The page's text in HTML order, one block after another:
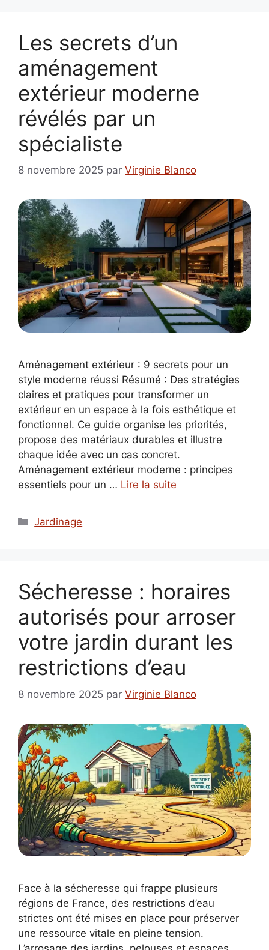
Les secrets d’un
aménagement
extérieur moderne
révélés par un
spécialiste
8 novembre 2025 par Virginie Blanco
Aménagement extérieur : 9 secrets pour un
style moderne réussi Résumé : Des stratégies
claires et pratiques pour transformer un
extérieur en un espace à la fois esthétique et
fonctionnel. Ce guide organise les priorités,
propose des matériaux durables et illustre
chaque idée avec un cas concret.
Aménagement extérieur moderne : principes
essentiels pour un … Lire la suite
Catégories
Jardinage
Sécheresse : horaires
autorisés pour arroser
votre jardin durant les
restrictions d’eau
8 novembre 2025 par Virginie Blanco
Face à la sécheresse qui frappe plusieurs
régions de France, des restrictions d’eau
strictes ont été mises en place pour préserver
une ressource vitale en pleine tension.